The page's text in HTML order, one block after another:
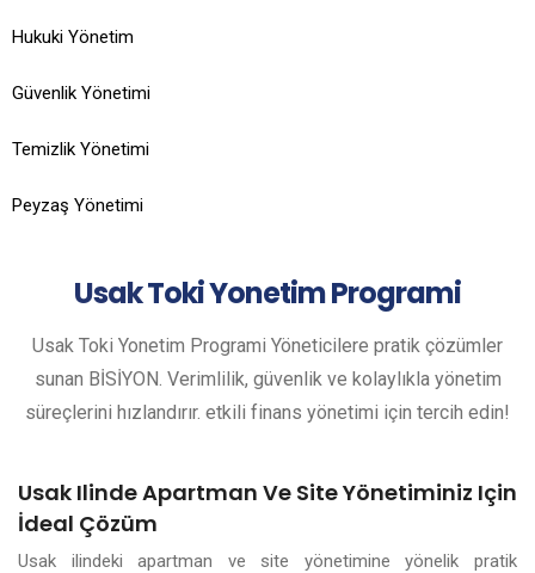
Hukuki Yönetim
Güvenlik Yönetimi
Temizlik Yönetimi
Peyzaş Yönetimi
UsakToki Yonetim Programi
Usak Toki Yonetim Programi Yöneticilere pratik çözümler
sunan BİSİYON. Verimlilik, güvenlik ve kolaylıkla yönetim
süreçlerini hızlandırır. etkili finans yönetimi için tercih edin!
Usak Ilinde Apartman Ve Site Yönetiminiz Için
İdeal Çözüm
Usak ilindeki apartman ve site yönetimine yönelik pratik